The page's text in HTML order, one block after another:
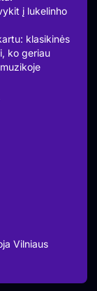
į lukelinho
klasikinės
ko geriau
g. 13-17.
savivaldybė.
Vilniaus